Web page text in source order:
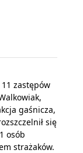
zastępów
gaśnicza,
się
osób
strażaków.